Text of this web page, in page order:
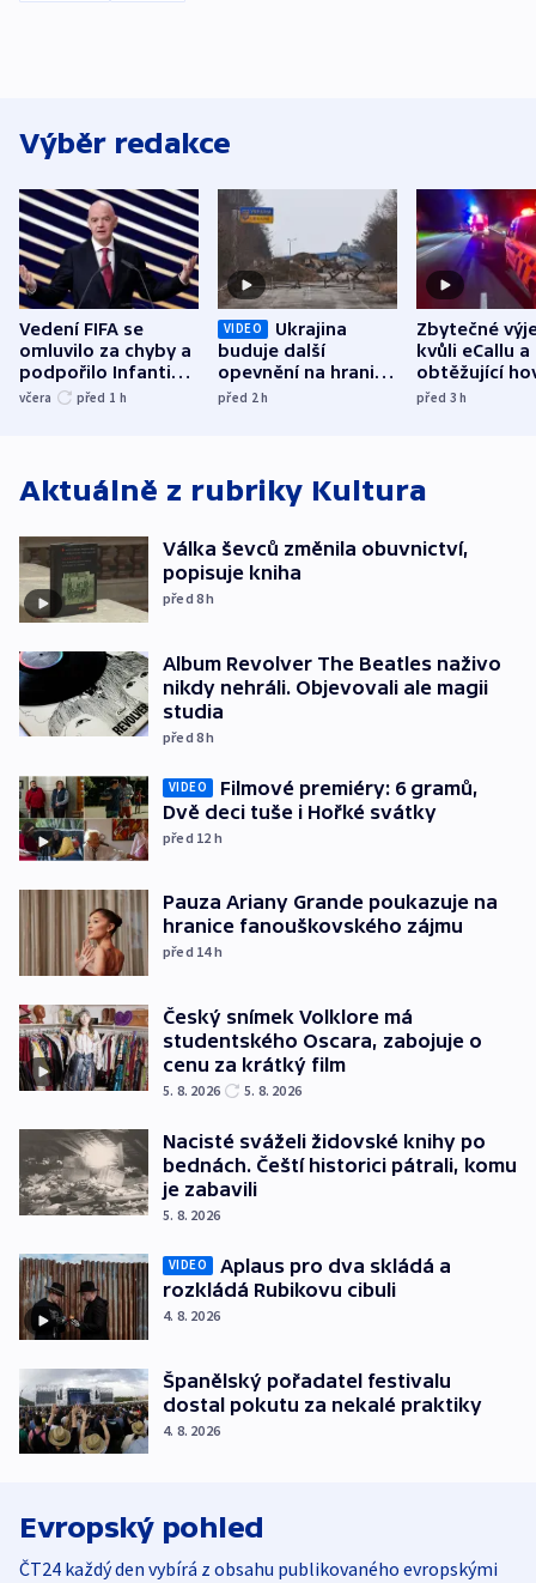
Výběr redakce
Vedení FIFA se
omluvilo za chyby a
podpořilo Infantina.
UEFA trvá na
včera před 1 h
VIDEO
Ukrajina
buduje další
opevnění na hranici
s Běloruskem
před 2h
Zbytečné
kvůli eCallu a
obtěžující
zdržují
před 3h
Aktuálně z rubriky Kultura
Válka ševců změnila obuvnictví,
popisuje kniha
před 8h
Album Revolver The Beatles naživo
nikdy nehráli. Objevovali ale magii
studia
před 8h
VIDEO
Filmové premiéry: 6 gramů,
Dvě deci tuše i Hořké svátky
před 12 h
Pauza Ariany Grande poukazuje na
hranice fanouškovského zájmu
před 14h
Český snímek Volklore má
studentského Oscara, zabojuje o
cenu za krátký film
5. 8. 2026 5. 8. 2026
Nacisté sváželi židovské knihy po
bednách. Čeští historici pátrali, komu
je zabavili
5. 8. 2026
VIDEO
Aplaus pro dva skládá a
rozkládá Rubikovu cibuli
4. 8. 2026
Španělský pořadatel festivalu
dostal pokutu za nekalé praktiky
4. 8. 2026
Evropský pohled
ČT24 každý den vybírá z obsahu publikovaného evropskými